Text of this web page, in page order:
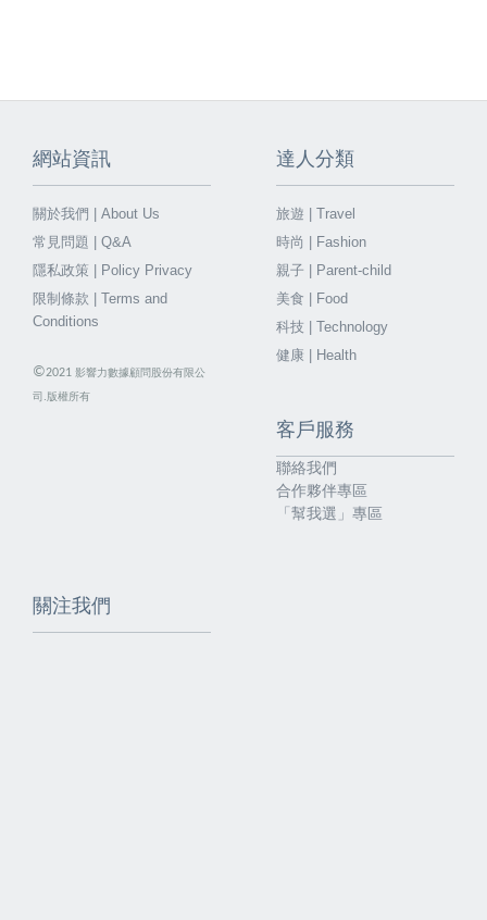
網站資訊
關於我們 | About Us
常見問題 | Q&A
隱私政策 | Policy Privacy
限制條款 | Terms and
Conditions
©2021 影響力數據顧問股份有限公
司.版權所有
達人分類
旅遊 | Travel
時尚 | Fashion
親子 | Parent-child
美食 | Food
科技 | Technology
健康 | Health
客戶服務
聯絡我們
合作夥伴專區
「幫我選」專區
關注我們